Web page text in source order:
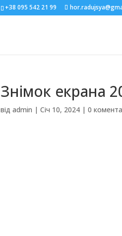
+38 095 542 21 99
Знімок екрана
відadmin |Січ 10, 2024 |0